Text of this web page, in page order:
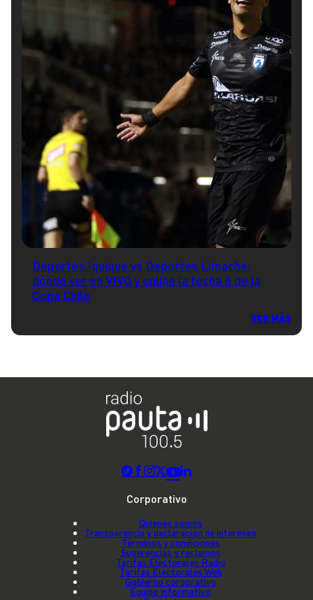
Deportes Iquique vs Deportes Limache:
dónde ver en VIVO y online la fecha 6 de la
Copa Chile
VER MÁS
Corporativo
Quienes somos
Transparencia y declaración de intereses
Términos y condiciones
Sugerencias y reclamos
Tarifas Electorales Radio
Tarifas Electorales Web
Gobierno corporativo
Equipo informativo